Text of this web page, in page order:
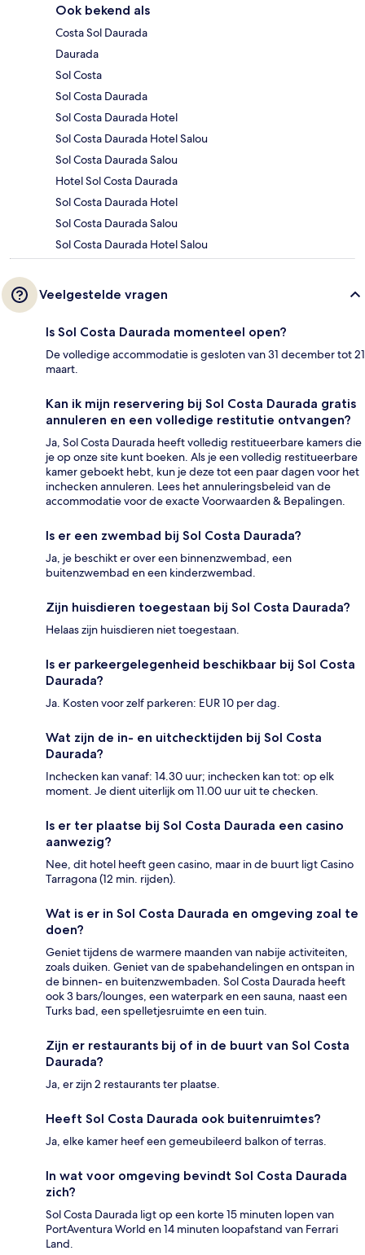
Ook bekend als
Costa Sol Daurada
Daurada
Sol Costa
Sol Costa Daurada
Sol Costa Daurada Hotel
Sol Costa Daurada Hotel Salou
Sol Costa Daurada Salou
Hotel Sol Costa Daurada
Sol Costa Daurada Hotel
Sol Costa Daurada Salou
Sol Costa Daurada Hotel Salou
Veelgestelde vragen
Is Sol Costa Daurada momenteel open?
De volledige accommodatie is gesloten van 31 december tot 21
maart.
Kan ik mijn reservering bij Sol Costa Daurada gratis
annuleren en een volledige restitutie ontvangen?
Ja, Sol Costa Daurada heeft volledig restitueerbare kamers die
je op onze site kunt boeken. Als je een volledig restitueerbare
kamer geboekt hebt, kun je deze tot een paar dagen voor het
inchecken annuleren. Lees het annuleringsbeleid van de
accommodatie voor de exacte Voorwaarden & Bepalingen.
Is er een zwembad bij Sol Costa Daurada?
Ja, je beschikt er over een binnenzwembad, een
buitenzwembad en een kinderzwembad.
Zijn huisdieren toegestaan bij Sol Costa Daurada?
Helaas zijn huisdieren niet toegestaan.
Is er parkeergelegenheid beschikbaar bij Sol Costa
Daurada?
Ja. Kosten voor zelf parkeren: EUR 10 per dag.
Wat zijn de in- en uitchecktijden bij Sol Costa
Daurada?
Inchecken kan vanaf: 14.30 uur; inchecken kan tot: op elk
moment. Je dient uiterlijk om 11.00 uur uit te checken.
Is er ter plaatse bij Sol Costa Daurada een casino
aanwezig?
Nee, dit hotel heeft geen casino, maar in de buurt ligt Casino
Tarragona (12 min. rijden).
Wat is er in Sol Costa Daurada en omgeving zoal te
doen?
Geniet tijdens de warmere maanden van nabije activiteiten,
zoals duiken. Geniet van de spabehandelingen en ontspan in
de binnen- en buitenzwembaden. Sol Costa Daurada heeft
ook 3 bars/lounges, een waterpark en een sauna, naast een
Turks bad, een spelletjesruimte en een tuin.
Zijn er restaurants bij of in de buurt van Sol Costa
Daurada?
Ja, er zijn 2 restaurants ter plaatse.
Heeft Sol Costa Daurada ook buitenruimtes?
Ja, elke kamer heef een gemeubileerd balkon of terras.
In wat voor omgeving bevindt Sol Costa Daurada
zich?
Sol Costa Daurada ligt op een korte 15 minuten lopen van
PortAventura World en 14 minuten loopafstand van Ferrari
Land.